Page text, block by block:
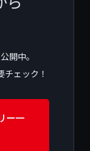
開中。
ェック！
ー一